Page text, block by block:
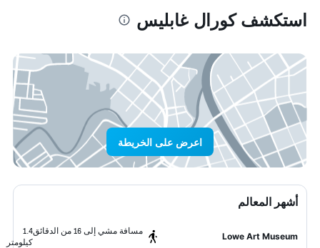
استكشف كورال غابليس
اعرض على الخريطة
أشهر المعالم
Lowe Art Museum
مسافة مشي إلى 16 من الدقائق
1.4
كيلومتر